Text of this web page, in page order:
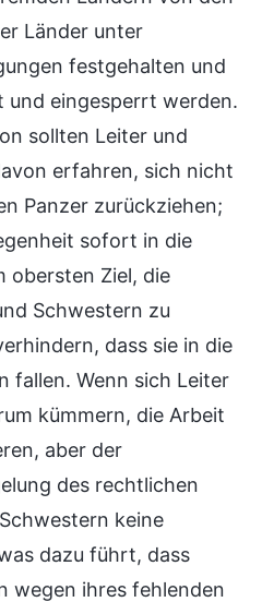
Länder unter
festgehalten und
eingesperrt werden.
sollten Leiter und
erfahren, sich nicht
Panzer zurückziehen;
sofort in die
obersten Ziel, die
Schwestern zu
dass sie in die
fallen. Wenn sich Leiter
kümmern, die Arbeit
aber der
des rechtlichen
keine
dazu führt, dass
wegen ihres fehlenden